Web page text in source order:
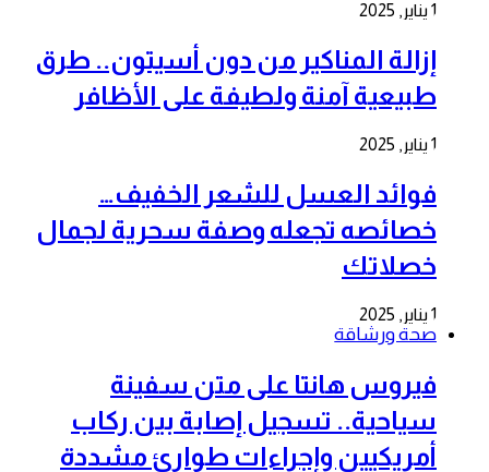
1 يناير, 2025
إزالة المناكير من دون أسيتون.. طرق
طبيعية آمنة ولطيفة على الأظافر
1 يناير, 2025
فوائد العسل للشعر الخفيف…
خصائصه تجعله وصفة سحرية لجمال
خصلاتك
1 يناير, 2025
صحة ورشاقة
فيروس هانتا على متن سفينة
سياحية.. تسجيل إصابة بين ركاب
أمريكيين وإجراءات طوارئ مشددة